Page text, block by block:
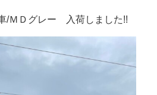
え
/ＭＤグレー 入荷しました!!